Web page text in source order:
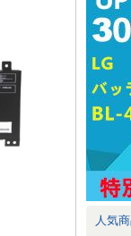
人気